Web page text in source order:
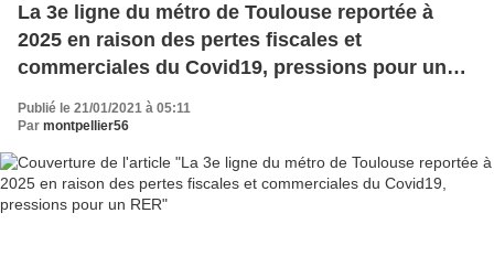
La 3e ligne du métro de Toulouse reportée à
2025 en raison des pertes fiscales et
commerciales du Covid19, pressions pour un
RER
Publié le 21/01/2021 à 05:11
Par montpellier56